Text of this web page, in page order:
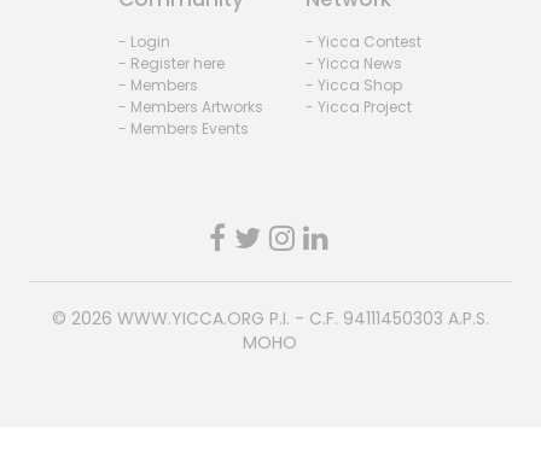
- Login
- Register here
- Members
- Members Artworks
- Members Events
- Yicca Contest
- Yicca News
- Yicca Shop
- Yicca Project
© 2026 WWW.YICCA.ORG P.I. - C.F. 94111450303 A.P.S.
MOHO